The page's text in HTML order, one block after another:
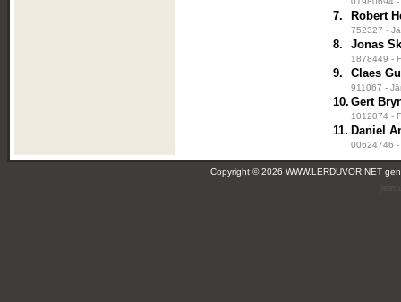
7. Robert
752327 -
8. Jonas
1878449 -
9. Claes
911067 -
10. Gert
1012074 -
11. Daniel
00624746
Copyright © 2026 WWW.LERDUVOR.NET